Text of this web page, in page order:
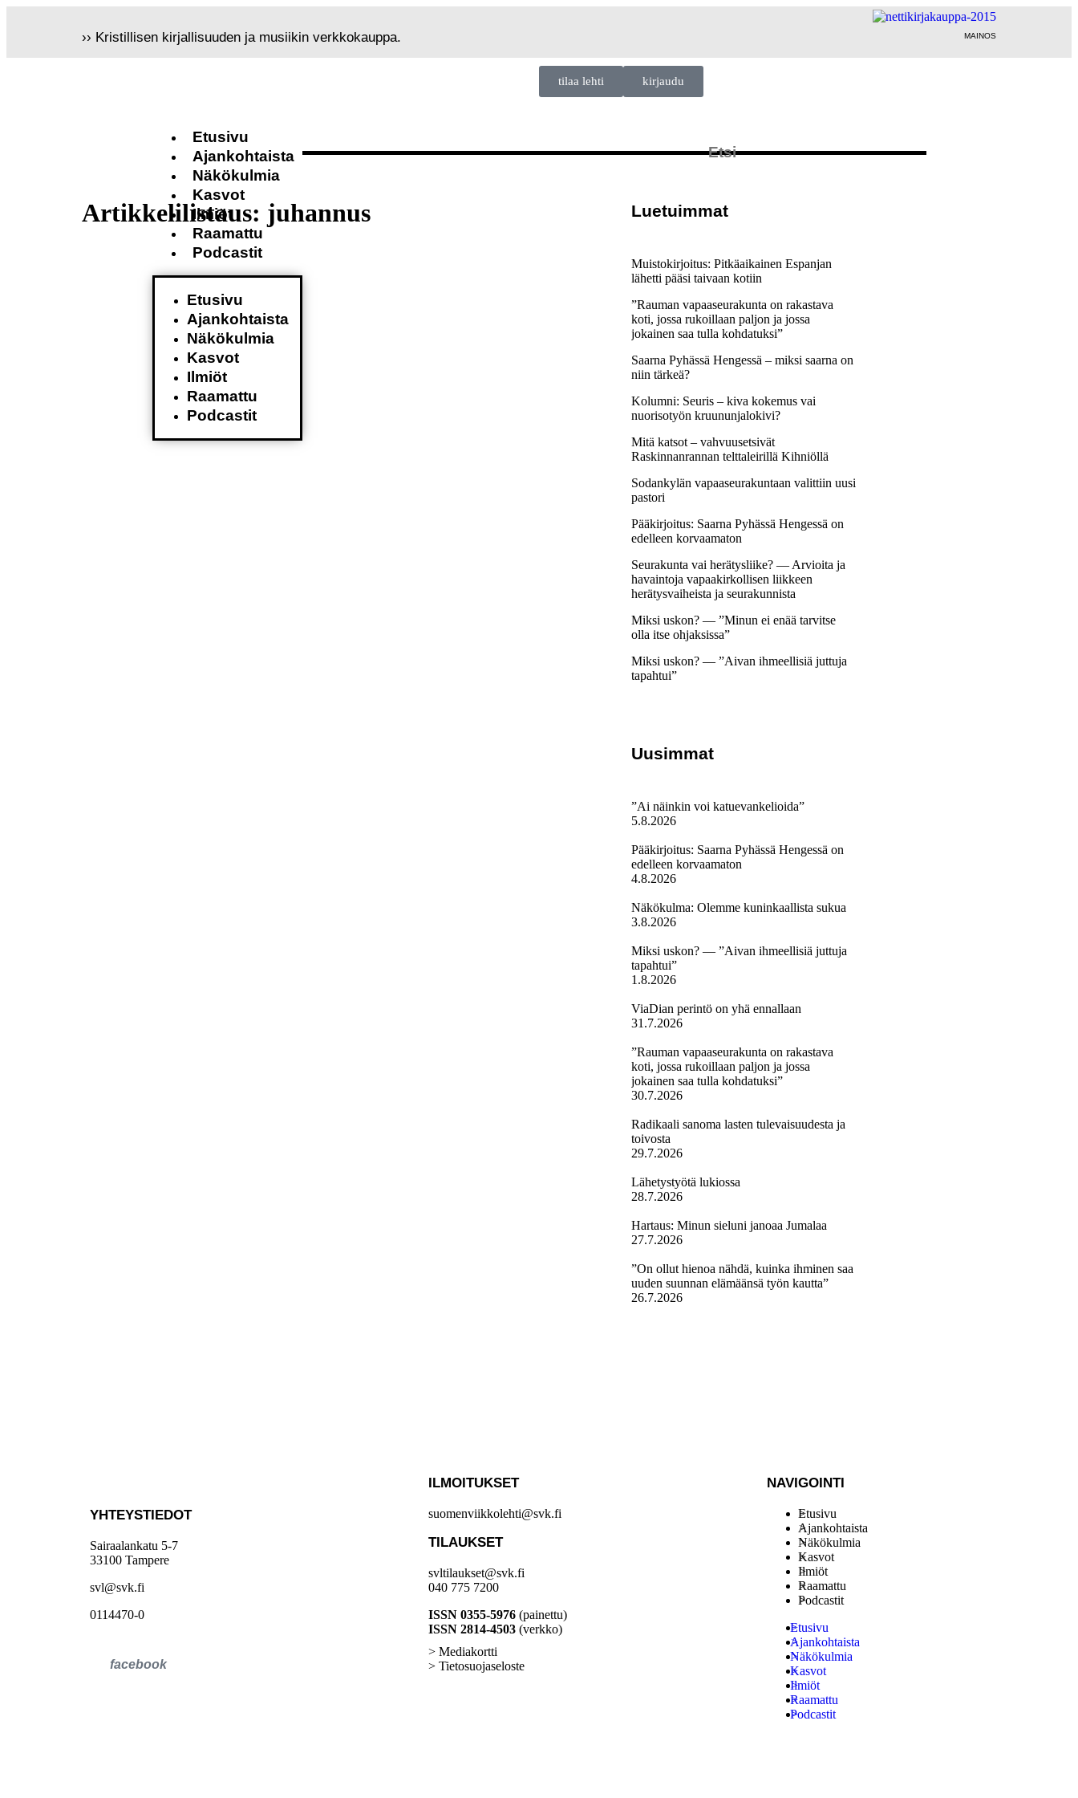
›› Kristillisen kirjallisuuden ja musiikin verkkokauppa. MAINOS
tilaa lehti kirjaudu
Etusivu
Ajankohtaista
Näkökulmia
Kasvot
Ilmiöt
Raamattu
Podcastit
Etusivu
Ajankohtaista
Näkökulmia
Kasvot
Ilmiöt
Raamattu
Podcastit
Artikkelilistaus: juhannus Luetuimmat
Muistokirjoitus: Pitkäaikainen Espanjan
lähetti pääsi taivaan kotiin
”Rauman vapaaseurakunta on rakastava
koti, jossa rukoillaan paljon ja jossa
jokainen saa tulla kohdatuksi”
Saarna Pyhässä Hengessä – miksi saarna on
niin tärkeä?
Kolumni: Seuris – kiva kokemus vai
nuorisotyön kruununjalokivi?
Mitä katsot – vahvuusetsivät
Raskinnanrannan telttaleirillä Kihniöllä
Sodankylän vapaaseurakuntaan valittiin uusi
pastori
Pääkirjoitus: Saarna Pyhässä Hengessä on
edelleen korvaamaton
Seurakunta vai herätysliike? — Arvioita ja
havaintoja vapaakirkollisen liikkeen
herätysvaiheista ja seurakunnista
Miksi uskon? — ”Minun ei enää tarvitse
olla itse ohjaksissa”
Miksi uskon? — ”Aivan ihmeellisiä juttuja
tapahtui”
Uusimmat
”Ai näinkin voi katuevankelioida”
5.8.2026
Pääkirjoitus: Saarna Pyhässä Hengessä on
edelleen korvaamaton
4.8.2026
Näkökulma: Olemme kuninkaallista sukua
3.8.2026
Miksi uskon? — ”Aivan ihmeellisiä juttuja
tapahtui”
1.8.2026
ViaDian perintö on yhä ennallaan
31.7.2026
”Rauman vapaaseurakunta on rakastava
koti, jossa rukoillaan paljon ja jossa
jokainen saa tulla kohdatuksi”
30.7.2026
Radikaali sanoma lasten tulevaisuudesta ja
toivosta
29.7.2026
Lähetystyötä lukiossa
28.7.2026
Hartaus: Minun sieluni janoaa Jumalaa
27.7.2026
”On ollut hienoa nähdä, kuinka ihminen saa
uuden suunnan elämäänsä työn kautta”
26.7.2026
YHTEYSTIEDOT
Sairaalankatu 5-7
33100 Tampere
svl@svk.fi
0114470-0
ILMOITUKSET
suomenviikkolehti@svk.fi
TILAUKSET
svltilaukset@svk.fi
040 775 7200
ISSN 0355-5976(painettu)
ISSN 2814-4503(verkko)
> Mediakortti
> Tietosuojaseloste
NAVIGOINTI
Etusivu
Ajankohtaista
Näkökulmia
Kasvot
Ilmiöt
Raamattu
Podcastit
Etusivu
Ajankohtaista
Näkökulmia
Kasvot
Ilmiöt
Raamattu
Podcastit